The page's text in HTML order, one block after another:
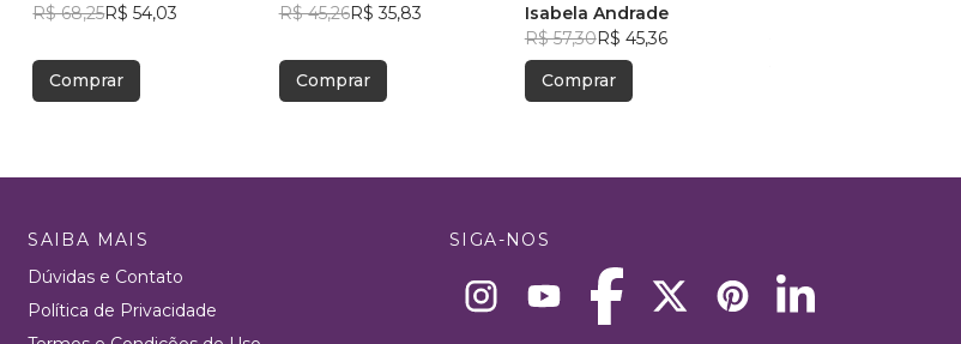
R$ 68,25R$ 54,03
Comprar
R$ 45,26R$ 35,83
Comprar
Isabela Andrade
R$ 57,30R$ 45,36
Comprar
SAIBA MAIS
Dúvidas e Contato
Política de Privacidade
SIGA-NOS